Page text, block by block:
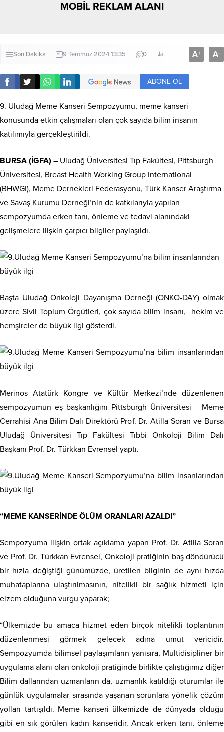
MOBİL REKLAM ALANI
Son Dakika 9 Temmuz 2024 13:35 0 A+ A-
ABONE OL
9. Uludağ Meme Kanseri Sempozyumu, meme kanseri
konusunda etkin çalışmaları olan çok sayıda bilim insanın
katılımıyla gerçekleştirildi.
BURSA (İGFA) – Uludağ Üniversitesi Tıp Fakültesi, Pittsburgh
Üniversitesi, Breast Health Working Group International
(BHWGI), Meme Dernekleri Federasyonu, Türk Kanser Araştırma
ve Savaş Kurumu Derneği’nin de katkılarıyla yapılan
sempozyumda erken tanı, önleme ve tedavi alanındaki
gelişmelere ilişkin çarpıcı bilgiler paylaşıldı.
Başta Uludağ Onkoloji Dayanışma Derneği (ONKO-DAY) olmak
üzere Sivil Toplum Örgütleri, çok sayıda bilim insanı, hekim ve
hemşireler de büyük ilgi gösterdi.
Merinos Atatürk Kongre ve Kültür Merkezi’nde düzenlenen
sempozyumun eş başkanlığını Pittsburgh Üniversitesi Meme
Cerrahisi Ana Bilim Dalı Direktörü Prof. Dr. Atilla Soran ve Bursa
Uludağ Üniversitesi Tıp Fakültesi Tıbbi Onkoloji Bilim Dalı
Başkanı Prof. Dr. Türkkan Evrensel yaptı.
“MEME KANSERİNDE ÖLÜM ORANLARI AZALDI”
Sempozyuma ilişkin ortak açıklama yapan Prof. Dr. Atilla Soran
ve Prof. Dr. Türkkan Evrensel, Onkoloji pratiğinin baş döndürücü
bir hızla değiştiği günümüzde, üretilen bilginin de aynı hızda
muhataplarına ulaştırılmasının, nitelikli bir sağlık hizmeti için
elzem olduğuna vurgu yaparak;
“Ülkemizde bu amaca hizmet eden birçok nitelikli toplantının
düzenlenmesi görmek gelecek adına umut vericidir.
Sempozyumda bilimsel paylaşımların yanısıra, Multidisipliner bir
uygulama alanı olan onkoloji pratiğinde birlikte çalıştığımız diğer
Bilim dallarından uzmanların da, uzmanlık katıldığı oturumlar ile
günlük uygulamalar sırasında yaşanan sorunlara yönelik çözüm
yolları tartışıldı. Meme kanseri ülkemizde de dünyada olduğu
gibi en sık görülen kadın kanseridir. Ancak erken tanı, önleme